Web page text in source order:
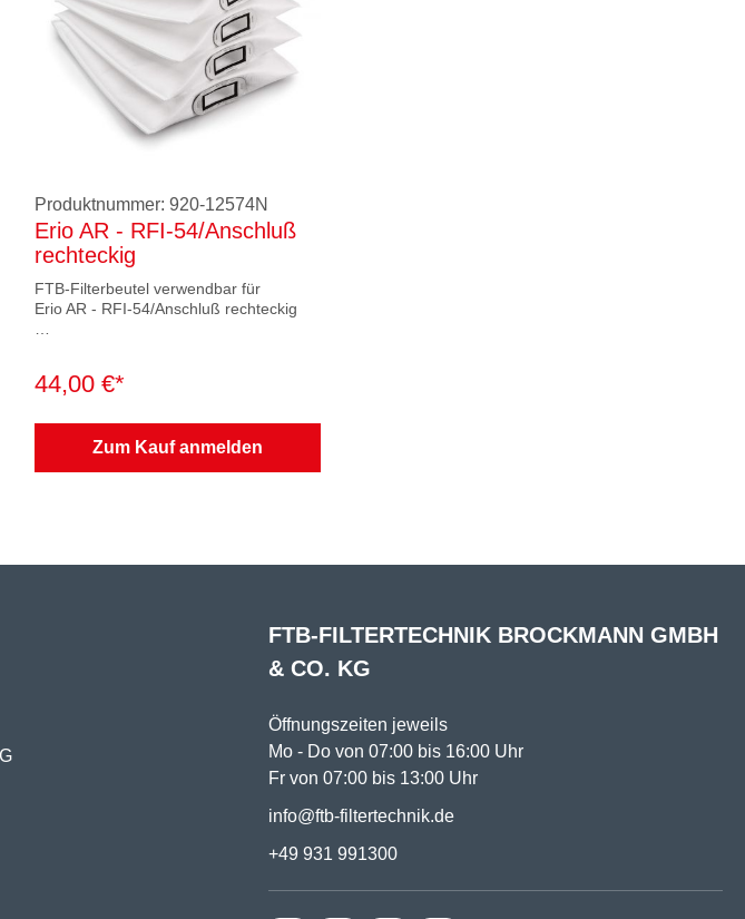
Produktnummer: 920-12574N
Erio AR - RFI-54/Anschluß
rechteckig
FTB-Filterbeutel verwendbar für
Erio AR - RFI-54/Anschluß rechteckig
Filtermaterial geprüft nach Gültigkeit:
bis 12 / 96 ZH 1 / 487 / BIA
44,00 €*
Zum Kauf anmelden
FTB-FILTERTECHNIK BROCKMANN GMBH
& CO. KG
Öffnungszeiten jeweils
Mo - Do von 07:00 bis 16:00 Uhr
Fr von 07:00 bis 13:00 Uhr
info@ftb-filtertechnik.de
+49 931 991300